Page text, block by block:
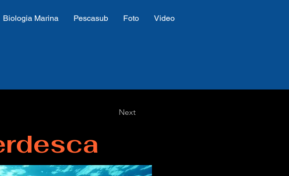
Biologia Marina Pescasub Foto Video
Next